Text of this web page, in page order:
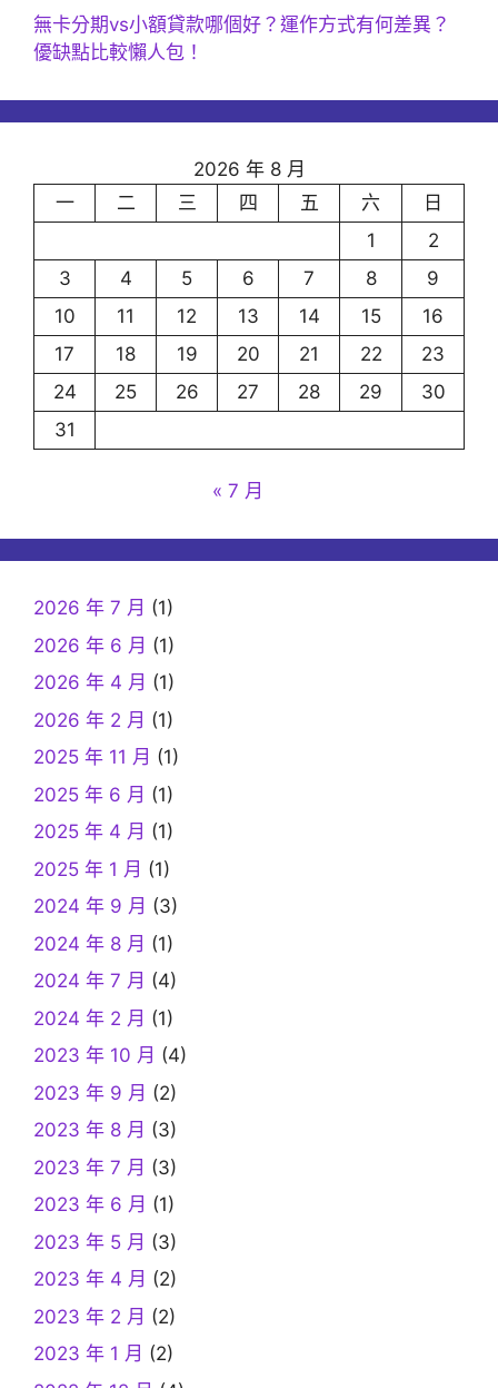
無卡分期vs小額貸款哪個好？運作方式有何差異？
優缺點比較懶人包！
2026 年 8 月
一
二 三 四 五 六
日
1
2
3
4 5 6 7 8
9
10
11 12 13 14 15
16
17
18 19 20 21 22
23
24
25 26 27 28 29
30
31
« 7 月
2026 年 7 月 (1)
2026 年 6 月 (1)
2026 年 4 月 (1)
2026 年 2 月 (1)
2025 年 11 月 (1)
2025 年 6 月 (1)
2025 年 4 月 (1)
2025 年 1 月 (1)
2024 年 9 月 (3)
2024 年 8 月 (1)
2024 年 7 月 (4)
2024 年 2 月 (1)
2023 年 10 月 (4)
2023 年 9 月 (2)
2023 年 8 月 (3)
2023 年 7 月 (3)
2023 年 6 月 (1)
2023 年 5 月 (3)
2023 年 4 月 (2)
2023 年 2 月 (2)
2023 年 1 月 (2)